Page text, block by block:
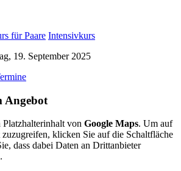
für Paare Intensivkurs
19. September 2025
Angebot
Platzhalterinhalt von Google Maps. Um auf
klicken Sie auf die Schaltfläche
dass dabei Daten an Drittanbieter